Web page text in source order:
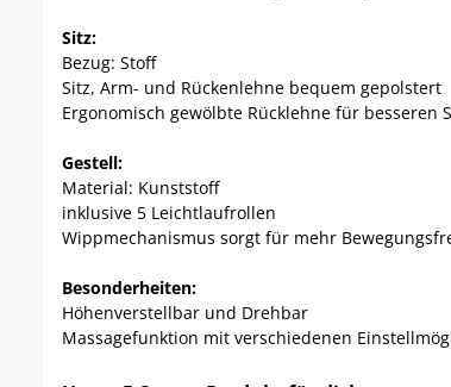
Sitz:
Bezug: Stoff
Sitz, Arm- und Rückenlehne bequem gepolstert
Ergonomisch gewölbte Rücklehne für besseren
Gestell:
Material: Kunststoff
inklusive 5 Leichtlaufrollen
Wippmechanismus sorgt für mehr
Besonderheiten:
Höhenverstellbar und Drehbar
Massagefunktion mit verschiedenen